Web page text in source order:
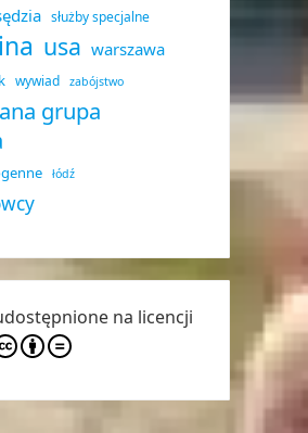
służby specjalne
usa warszawa
wywiad zabójstwo
grupa
łódź
na licencji